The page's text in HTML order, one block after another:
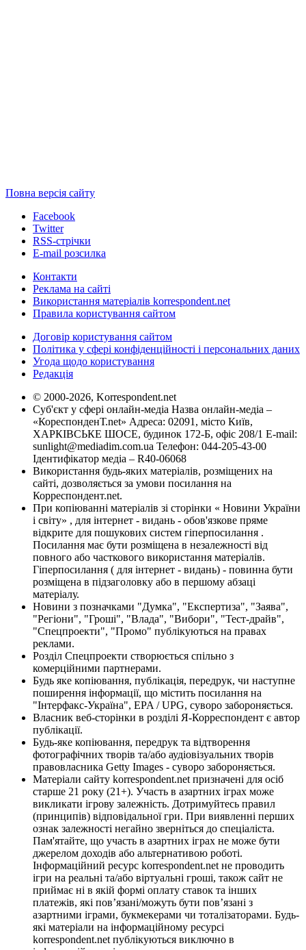
Повна версія сайту
Facebook
Twitter
RSS-стрічки
E-mail розсилка
Контакти
Реклама на сайті
Використання матеріалів korrespondent.net
Правила користування сайтом
Договір користування сайтом
Політика у сфері конфіденційності і персональних даних
Угода щодо користування
Редакція
© 2000-2026, Korrespondent.net
Суб'єкт у сфері онлайн-медіа Назва онлайн-медіа –
«КореспонденТ.net» Адреса: 02091, місто Київ,
ХАРКІВСЬКЕ ШОСЕ, будинок 172-Б, офіс 208/1 E-mail:
sunlight@mediadim.com.ua Телефон: 044-205-43-00
Ідентифікатор медіа – R40-06068
Використання будь-яких матеріалів, розміщених на
сайті, дозволяється за умови посилання на
Корреспондент.net.
При копіюванні матеріалів зі сторінки « Новини України
і світу» , для інтернет - видань - обов'язкове пряме
відкрите для пошукових систем гіперпосилання .
Посилання має бути розміщена в незалежності від
повного або часткового використання матеріалів.
Гіперпосилання ( для інтернет - видань) - повинна бути
розміщена в підзаголовку або в першому абзаці
матеріалу.
Новини з позначками "Думка", "Експертиза", "Заява",
"Регіони", "Гроші", "Влада", "Вибори", "Тест-драйв",
"Спецпроекти", "Промо" публікуються на правах
реклами.
Розділ Спецпроекти створюється спільно з
комерційними партнерами.
Будь яке копіювання, публікація, передрук, чи наступне
поширення інформації, що містить посилання на
"Інтерфакс-Україна", EPA / UPG, суворо забороняється.
Власник веб-сторінки в розділі Я-Корреспондент є автор
публікації.
Будь-яке копіювання, передрук та відтворення
фотографічних творів та/або аудіовізуальних творів
правовласника Getty Images - суворо забороняється.
Матеріали сайту korrespondent.net призначені для осіб
старше 21 року (21+). Участь в азартних іграх може
викликати ігрову залежність. Дотримуйтесь правил
(принципів) відповідальної гри. При виявленні перших
ознак залежності негайно зверніться до спеціаліста.
Пам'ятайте, що участь в азартних іграх не може бути
джерелом доходів або альтернативою роботі.
Інформаційний ресурс korrespondent.net не проводить
ігри на реальні та/або віртуальні гроші, також сайт не
приймає ні в якій формі оплату ставок та інших
платежів, які пов’язані/можуть бути пов’язані з
азартними іграми, букмекерами чи тоталізаторами. Будь-
які матеріали на інформаційному ресурсі
korrespondent.net публікуються виключно в